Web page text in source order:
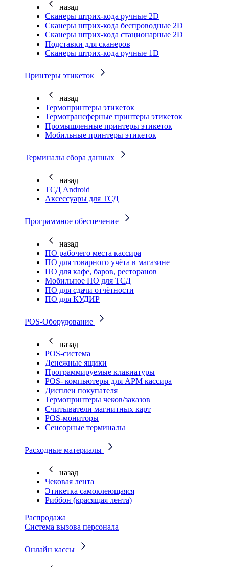
назад
Сканеры штрих-кода ручные 2D
Сканеры штрих-кода беспроводные 2D
Cканеры штрих-кода стационарные 2D
Подставки для сканеров
Сканеры штрих-кода ручные 1D
Принтеры этикеток
назад
Термопринтеры этикеток
Термотрансферные принтеры этикеток
Промышленные принтеры этикеток
Мобильные принтеры этикеток
Терминалы сбора данных
назад
ТСД Android
Аксессуары для ТСД
Программное обеспечение
назад
ПО рабочего места кассира
ПО для товарного учёта в магазине
ПО для кафе, баров, ресторанов
Мобильное ПО для ТСД
ПО для сдачи отчётности
ПО для КУДИР
POS-Оборудование
назад
POS-система
Денежные ящики
Программируемые клавиатуры
POS- компьютеры для АРМ кассира
Дисплеи покупателя
Термопринтеры чеков/заказов
Считыватели магнитных карт
POS-мониторы
Сенсорные терминалы
Расходные материалы
назад
Чековая лента
Этикетка самоклеющаяся
Риббон (красящая лента)
Распродажа
Система вызова персонала
Онлайн кассы